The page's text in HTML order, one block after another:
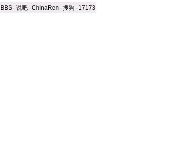
BBS-说吧-ChinaRen -搜狗 - 17173